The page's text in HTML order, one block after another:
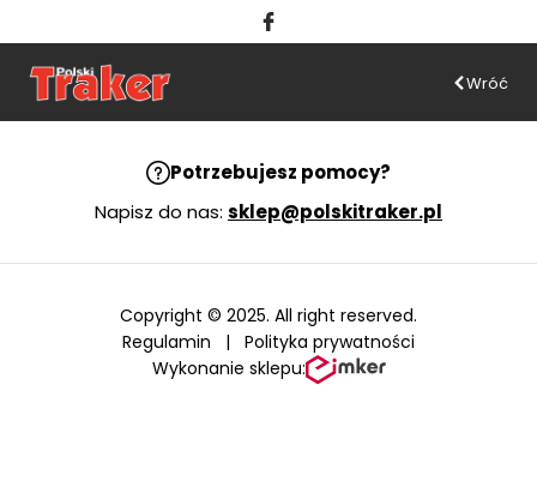
Wróć
Potrzebujesz pomocy?
Napisz do nas: sklep@polskitraker.pl
Copyright © 2025. All right reserved.
Regulamin | Polityka prywatności
Wykonanie sklepu: